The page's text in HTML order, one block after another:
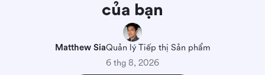
của bạn
Matthew SiaQuản lý Tiếp thị Sản phẩm
6 thg 8, 2026